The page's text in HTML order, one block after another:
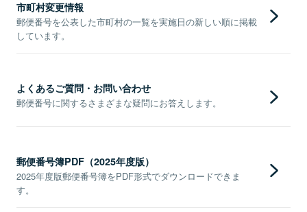
市町村変更情報
郵便番号を公表した市町村の一覧を実施日の新しい順に掲載
しています。
よくあるご質問・お問い合わせ
郵便番号に関するさまざまな疑問にお答えします。
郵便番号簿PDF（2025年度版）
2025年度版郵便番号簿をPDF形式でダウンロードできま
す。